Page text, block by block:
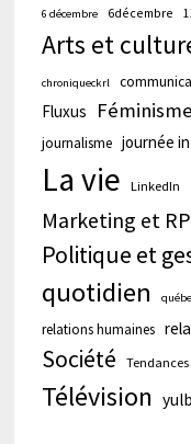
6 décembre 6décembre
Arts et
chroniqueckrl
Fluxus Féminisme
journalisme journée
La vie LinkedIn
Marketing et RP
Politique et
quotidien
relations humaines
Société Tendances
Télévision